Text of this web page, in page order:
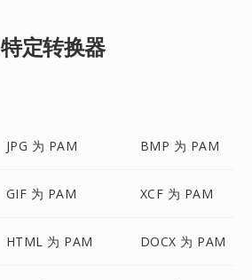
特定转换器
JPG 为 PAM BMP 为 PAM
GIF 为 PAM XCF 为 PAM
HTML 为 PAM DOCX 为 PAM